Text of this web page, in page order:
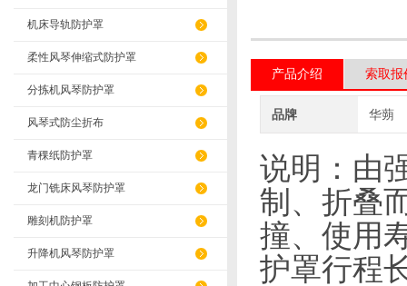
机床导轨防护罩
柔性风琴伸缩式防护罩
分拣机风琴防护罩
风琴式防尘折布
青稞纸防护罩
龙门铣床风琴防护罩
雕刻机防护罩
升降机风琴防护罩
产品介绍 索取报
品牌 华蒴
说明： 由
制、折叠
撞、使用
护罩行程